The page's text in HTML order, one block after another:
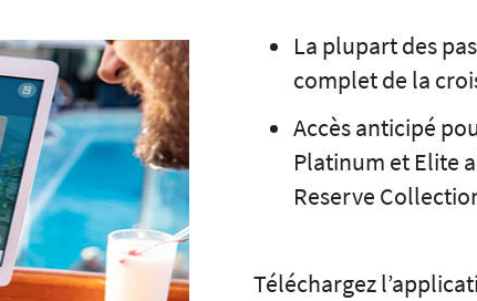
La plupart des
complet de la
Accès anticipé
Platinum et Elite
Reserve
Téléchargez